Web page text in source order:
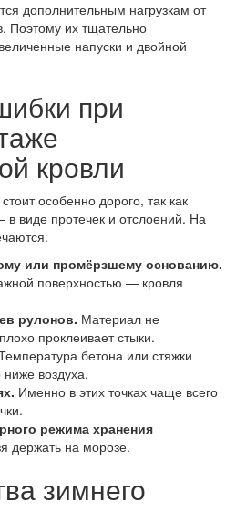
дополнительным нагрузкам от
Поэтому их тщательно
напуски и двойной
при
кровли
особенно дорого, так как
виде протечек и отслоений. На
или промёрзшему основанию.
поверхностью — кровля
рулонов. Материал не
проклеивает стыки.
бетона или стяжки
воздуха.
Именно в этих точках чаще всего
режима хранения
держать на морозе.
зимнего